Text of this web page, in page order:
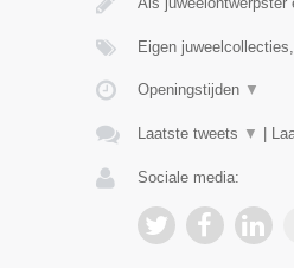
Eigen
Openingstijden ▼
Laatste tweets ▼
Sociale media: